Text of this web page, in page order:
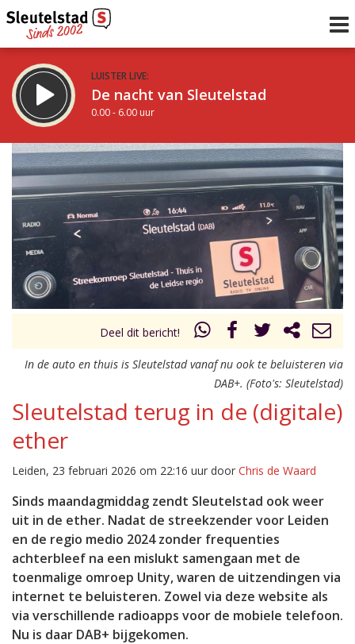
LUISTER LIVE:
De nacht van Sleutelstad
0.00 - 6.00 uur
STRAKS:
De ochtend van Sleutelstad
6.00 - 12.00 uur
Vorig uur
uur 1 van 0 Volgend uur
Deel dit bericht!
In de auto en thuis is Sleutelstad vanaf nu ook te beluisteren via
DAB+. (Foto's: Sleutelstad)
Sleutelstad terug in de (digitale)
ether
Leiden, 23 februari 2026 om 22:16 uur door Chris de Waard
Sinds maandagmiddag zendt Sleutelstad ook weer
uit in de ether. Nadat de streekzender voor Leiden
en de regio medio 2024 zonder frequenties
achterbleef na een mislukt samengaan met de
toenmalige omroep Unity, waren de uitzendingen via
internet te beluisteren. Zowel via deze website als
via verschillende radioapps voor de mobiele telefoon.
Nu is daar DAB+ bijgekomen.